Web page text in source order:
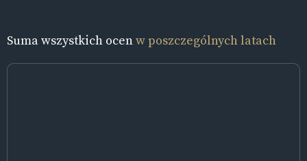
Suma wszystkich ocenw poszczególnych latach